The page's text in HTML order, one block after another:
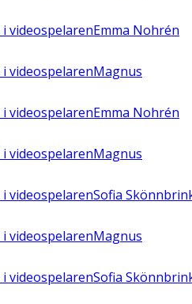
i videospelarenEmma Nohrén
i videospelarenMagnus
i videospelarenEmma Nohrén
i videospelarenMagnus
i videospelarenSofia
i videospelarenMagnus
i videospelarenSofia